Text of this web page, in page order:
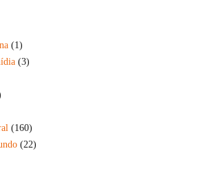
(1)
(3)
(160)
(22)